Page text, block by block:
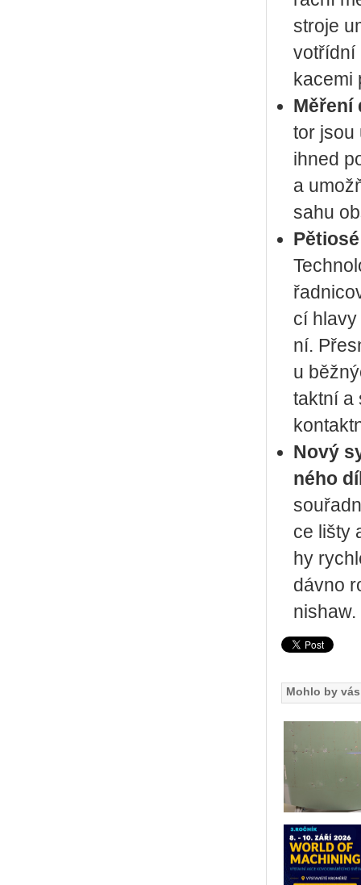
stro­je
votříd­ní
ka­ce­mi
Mě­ře­ní
tor jsou
ihned
a
sa­hu
cí
ní.
u
takt­ní a
Nový
né­ho
ce lišty
hy
dáv­no
nishaw.
Mohlo by